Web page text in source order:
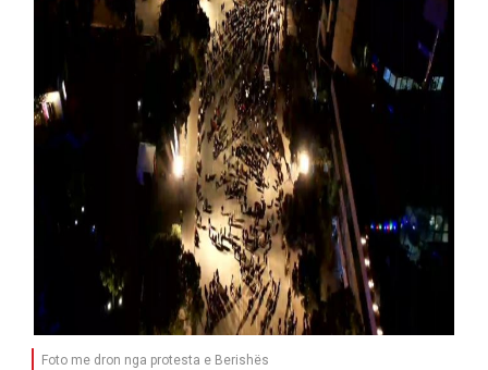
Foto me dron nga protesta e Berishës